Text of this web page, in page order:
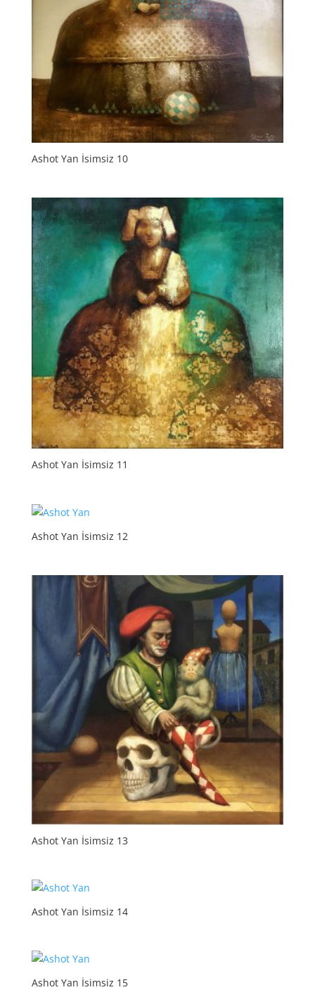
Ashot Yan İsimsiz 10
Ashot Yan İsimsiz 11
Ashot Yan İsimsiz 12
Ashot Yan İsimsiz 13
Ashot Yan İsimsiz 14
Ashot Yan İsimsiz 15